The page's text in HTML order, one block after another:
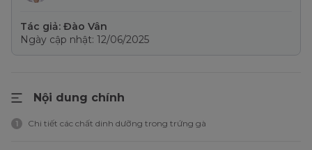
Tác giả: Đào Vân
Ngày cập nhật: 12/06/2025
Nội dung chính
1 Chi tiết các chất dinh dưỡng trong trứng gà